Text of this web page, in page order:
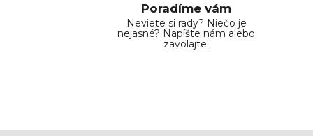
Poradíme vám
Neviete si rady? Niečo je
nejasné? Napíšte nám alebo
zavolajte.